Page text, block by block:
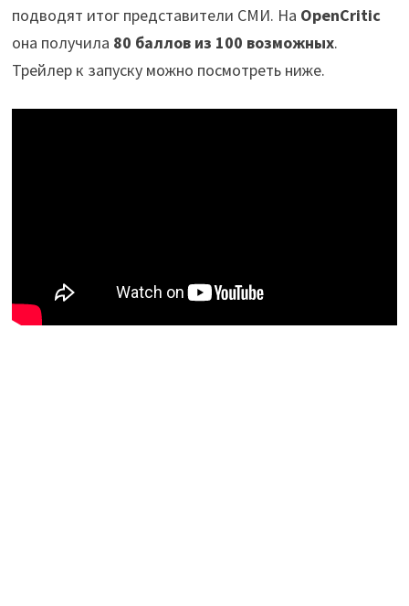
подводят итог представители СМИ. На OpenCritic
она получила 80 баллов из 100 возможных.
Трейлер к запуску можно посмотреть ниже.